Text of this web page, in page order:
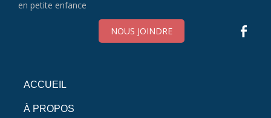
en petite enfance
NOUS JOINDRE
ACCUEIL
À PROPOS